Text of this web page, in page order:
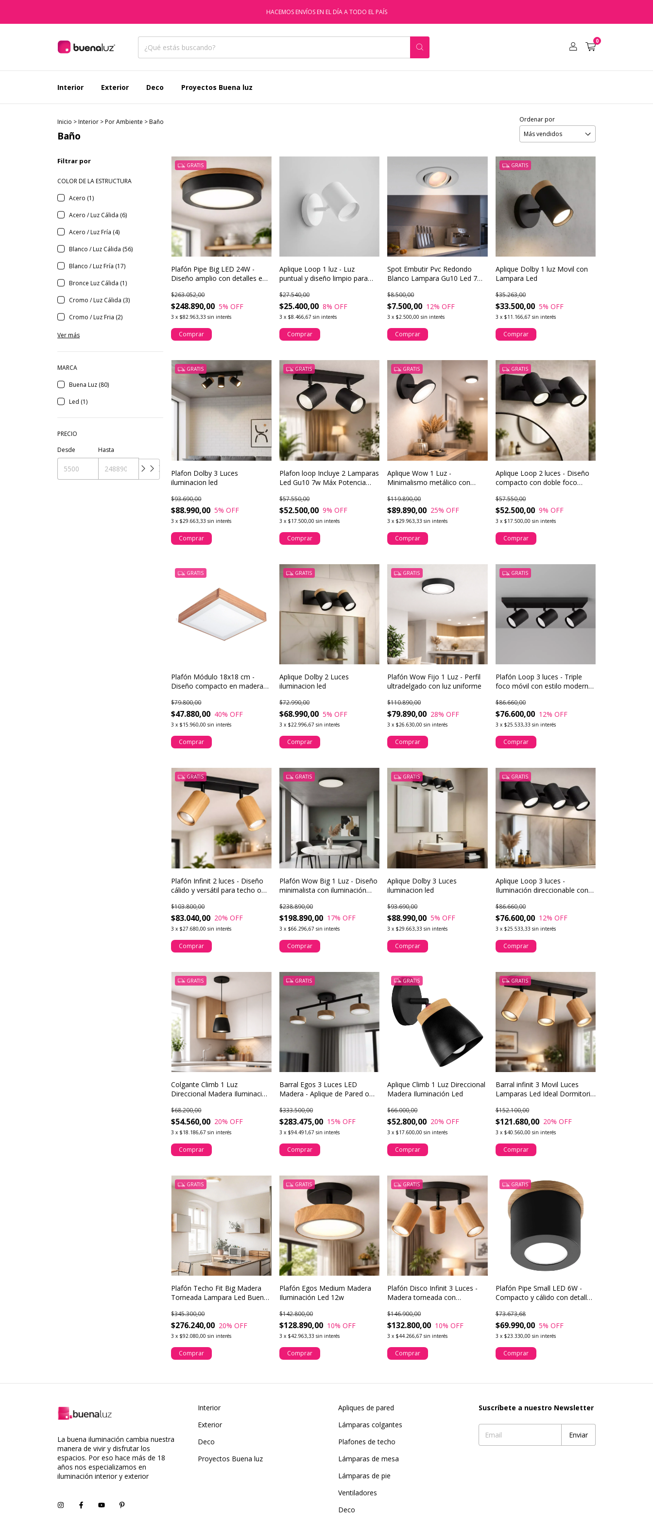
HACEMOS ENVÍOS EN EL DÍA A TODO EL PAÍS
0
Interior Exterior Deco Proyectos Buena luz
Inicio >Interior >Por Ambiente >Baño
Baño
Ordenar por
Filtrar por
COLOR DE LA ESTRUCTURA
Acero (1)
Acero / Luz Cálida (6)
Acero / Luz Fría (4)
Blanco / Luz Cálida (56)
Blanco / Luz Fría (17)
Bronce Luz Cálida (1)
Cromo / Luz Cálida (3)
Cromo / Luz Fria (2)
Ver más
MARCA
Buena Luz (80)
Led (1)
PRECIO
Desde
Hasta
GRATIS
Plafón Pipe Big LED 24W -
Diseño amplio con detalles en
$248.890,00
$263.052,00
5% OFF
3 x $82.963,33 sin interés
Comprar
Aplique Loop 1 luz - Luz
puntual y diseño limpio para
$25.400,00
$27.540,00
8% OFF
3 x $8.466,67 sin interés
Comprar
Spot Embutir Pvc Redondo
Blanco Lampara Gu10 Led 7w
$7.500,00
$8.500,00
12% OFF
3 x $2.500,00 sin interés
Comprar
GRATIS
Aplique Dolby 1 luz Movil con
Lampara Led
$33.500,00
$35.263,00
5% OFF
3 x $11.166,67 sin interés
Comprar
GRATIS
Plafon Dolby 3 Luces
iluminacion led
$88.990,00
$93.690,00
5% OFF
3 x $29.663,33 sin interés
Comprar
GRATIS
Plafon loop Incluye 2 Lamparas
Led Gu10 7w Máx Potencia
$52.500,00
$57.550,00
9% OFF
3 x $17.500,00 sin interés
Comprar
GRATIS
Aplique Wow 1 Luz -
Minimalismo metálico con
$89.890,00
$119.890,00
25% OFF
3 x $29.963,33 sin interés
Comprar
GRATIS
Aplique Loop 2 luces - Diseño
compacto con doble foco
$52.500,00
$57.550,00
9% OFF
3 x $17.500,00 sin interés
Comprar
GRATIS
Plafón Módulo 18x18 cm -
Diseño compacto en madera
$47.880,00
$79.800,00
40% OFF
3 x $15.960,00 sin interés
Comprar
GRATIS
Aplique Dolby 2 Luces
iluminacion led
$68.990,00
$72.990,00
5% OFF
3 x $22.996,67 sin interés
Comprar
GRATIS
Plafón Wow Fijo 1 Luz - Perfil
ultradelgado con luz uniforme
$79.890,00
$110.890,00
28% OFF
3 x $26.630,00 sin interés
Comprar
GRATIS
Plafón Loop 3 luces - Triple
foco móvil con estilo moderno
$76.600,00
$86.660,00
12% OFF
3 x $25.533,33 sin interés
Comprar
GRATIS
Plafón Infinit 2 luces - Diseño
cálido y versátil para techo o
$83.040,00
$103.800,00
20% OFF
3 x $27.680,00 sin interés
Comprar
GRATIS
Plafón Wow Big 1 Luz - Diseño
minimalista con iluminación
$198.890,00
$238.890,00
17% OFF
3 x $66.296,67 sin interés
Comprar
GRATIS
Aplique Dolby 3 Luces
iluminacion led
$88.990,00
$93.690,00
5% OFF
3 x $29.663,33 sin interés
Comprar
GRATIS
Aplique Loop 3 luces -
Iluminación direccionable con
$76.600,00
$86.660,00
12% OFF
3 x $25.533,33 sin interés
Comprar
GRATIS
Colgante Climb 1 Luz
Direccional Madera Iluminación
$54.560,00
$68.200,00
20% OFF
3 x $18.186,67 sin interés
Comprar
GRATIS
Barral Egos 3 Luces LED
Madera - Aplique de Pared o
$283.475,00
$333.500,00
15% OFF
3 x $94.491,67 sin interés
Comprar
GRATIS
Aplique Climb 1 Luz Direccional
Madera Iluminación Led
$52.800,00
$66.000,00
20% OFF
3 x $17.600,00 sin interés
Comprar
GRATIS
Barral infinit 3 Movil Luces
Lamparas Led Ideal Dormitorio
$121.680,00
$152.100,00
20% OFF
3 x $40.560,00 sin interés
Comprar
GRATIS
Plafón Techo Fit Big Madera
Torneada Lampara Led Buena
$276.240,00
$345.300,00
20% OFF
3 x $92.080,00 sin interés
Comprar
GRATIS
Plafón Egos Medium Madera
Iluminación Led 12w
$128.890,00
$142.800,00
10% OFF
3 x $42.963,33 sin interés
Comprar
GRATIS
Plafón Disco Infinit 3 Luces -
Madera torneada con
$132.800,00
$146.900,00
10% OFF
3 x $44.266,67 sin interés
Comprar
GRATIS
Plafón Pipe Small LED 6W -
Compacto y cálido con detalles
$69.990,00
$73.673,68
5% OFF
3 x $23.330,00 sin interés
Comprar
La buena iluminación cambia nuestra
manera de vivir y disfrutar los
espacios. Por eso hace más de 18
años nos especializamos en
iluminación interior y exterior
Interior
Exterior
Deco
Proyectos Buena luz
Apliques de pared
Lámparas colgantes
Plafones de techo
Lámparas de mesa
Lámparas de pie
Ventiladores
Deco
Suscríbete a nuestro Newsletter